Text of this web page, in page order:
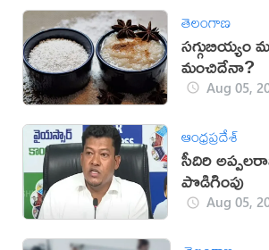
తెలంగాణ
సగ్గుబియ్యం
మంచిదేనా?
Aug 05,
ఆంధ్రప్రదేశ్
సీదిరి
పొడిగింపు
Aug 05,